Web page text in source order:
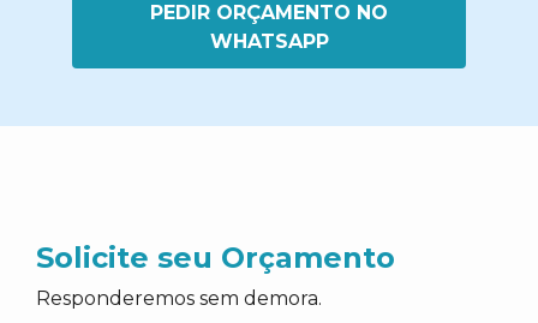
PEDIR ORÇAMENTO NO
WHATSAPP
Solicite seu Orçamento
Responderemos sem demora.